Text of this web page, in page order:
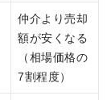
仲介より売却
額が安くなる
（相場価格の
7割程度）